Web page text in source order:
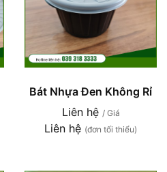
Bát Nhựa Đen Không Rỉ
Liên hệ / Giá
Liên hệ (đơn tối thiểu)